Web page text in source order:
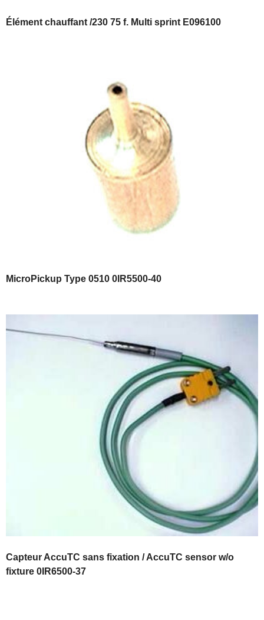
Élément chauffant /230 75 f. Multi sprint E096100
MicroPickup Type 0510 0IR5500-40
Capteur AccuTC sans fixation / AccuTC sensor w/o
fixture 0IR6500-37